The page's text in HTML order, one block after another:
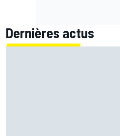
Dernières actus